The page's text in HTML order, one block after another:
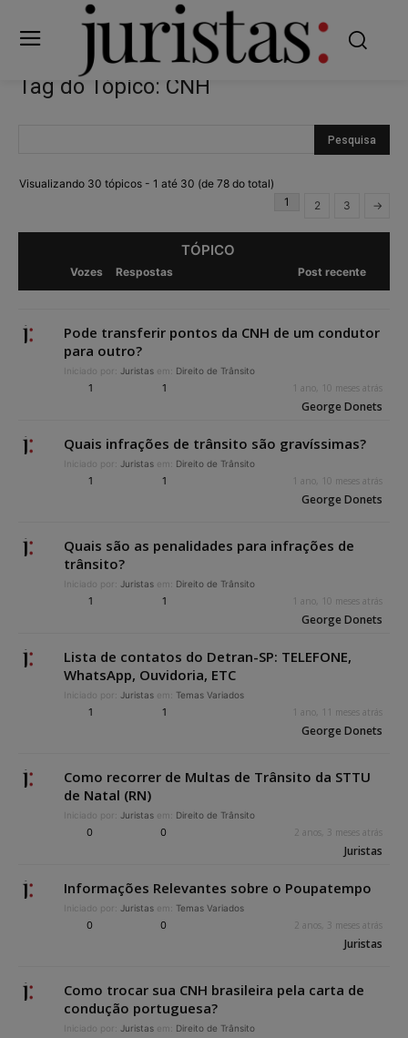
Tag do Tópico: CNH
Visualizando 30 tópicos - 1 até 30 (de 78 do total)
1
2 3 →
TÓPICO
Vozes Respostas Post recente
Pode transferir pontos da CNH de um condutor
para outro?
Iniciado por: Juristas em: Direito de Trânsito
1 1 1 ano, 10 meses atrás
George Donets
Quais infrações de trânsito são gravíssimas?
Iniciado por: Juristas em: Direito de Trânsito
1 1 1 ano, 10 meses atrás
George Donets
Quais são as penalidades para infrações de
trânsito?
Iniciado por: Juristas em: Direito de Trânsito
1 1 1 ano, 10 meses atrás
George Donets
Lista de contatos do Detran-SP: TELEFONE,
WhatsApp, Ouvidoria, ETC
Iniciado por: Juristas em: Temas Variados
1 1 1 ano, 11 meses atrás
George Donets
Como recorrer de Multas de Trânsito da STTU
de Natal (RN)
Iniciado por: Juristas em: Direito de Trânsito
0 0 2 anos, 3 meses atrás
Juristas
Informações Relevantes sobre o Poupatempo
Iniciado por: Juristas em: Temas Variados
0 0 2 anos, 3 meses atrás
Juristas
Como trocar sua CNH brasileira pela carta de
condução portuguesa?
Iniciado por: Juristas em: Direito de Trânsito